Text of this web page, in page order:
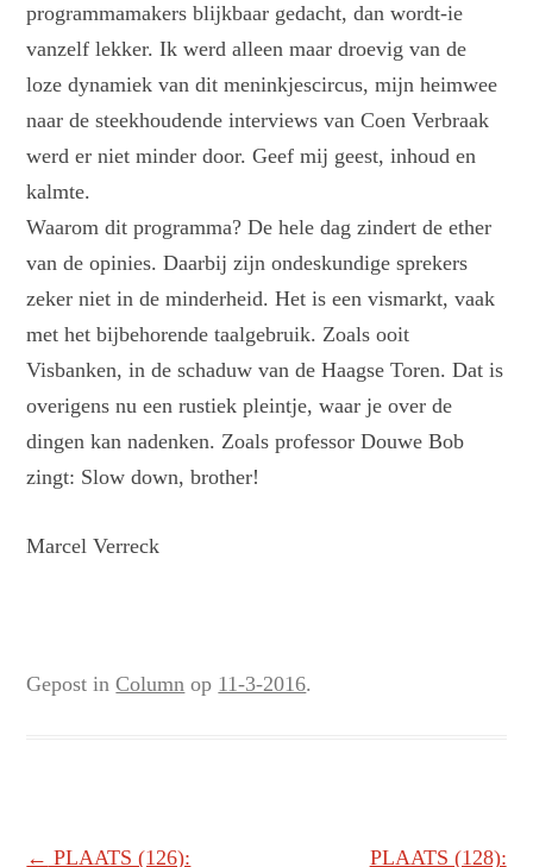
programmamakers blijkbaar gedacht, dan wordt-ie
vanzelf lekker. Ik werd alleen maar droevig van de
loze dynamiek van dit meninkjescircus, mijn heimwee
naar de steekhoudende interviews van Coen Verbraak
werd er niet minder door. Geef mij geest, inhoud en
kalmte.
Waarom dit programma? De hele dag zindert de ether
van de opinies. Daarbij zijn ondeskundige sprekers
zeker niet in de minderheid. Het is een vismarkt, vaak
met het bijbehorende taalgebruik. Zoals ooit
Visbanken, in de schaduw van de Haagse Toren. Dat is
overigens nu een rustiek pleintje, waar je over de
dingen kan nadenken. Zoals professor Douwe Bob
zingt: Slow down, brother!
Marcel Verreck
Gepost inColumn op 11-3-2016.
Berichtnavigatie
← PLAATS (126): PLAATS (128):